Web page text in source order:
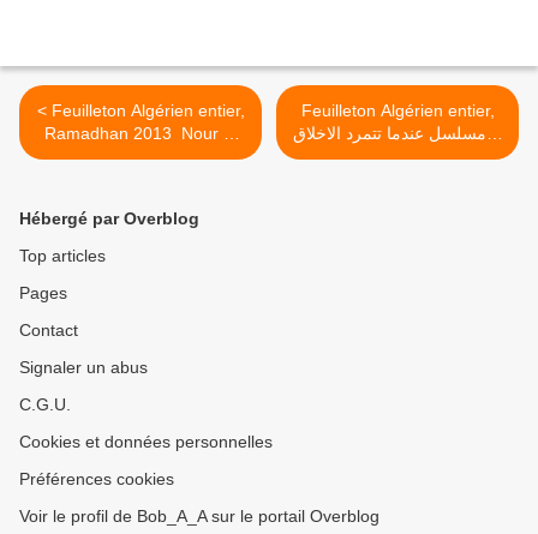
< Feuilleton Algérien entier,
Ramadhan 2013 Nour el
fadjr مسلسل نور الفجر
Feuilleton Algérien entier,
مسلسل عندما تتمرد الاخلاق -
Indama tatamarad el akhlaq
Hébergé par Overblog
Top articles
Pages
Contact
Signaler un abus
C.G.U.
Cookies et données personnelles
Préférences cookies
Voir le profil de Bob_A_A sur le portail Overblog